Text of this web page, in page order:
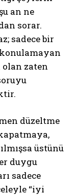
an ne
sorar.
sadece bir
zaten
düzeltme
üstünü
duygu
sadece
“iyi